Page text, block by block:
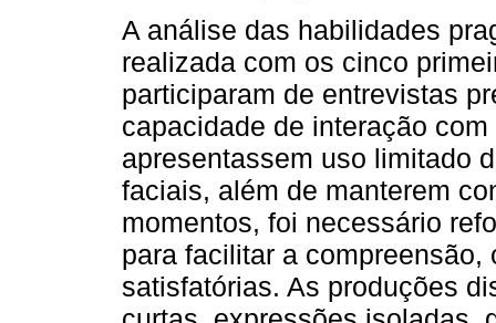
A análise das habilidades
realizada com os cinco
participaram de entrevistas
capacidade de interação
apresentassem uso limitado
faciais, além de manterem
momentos, foi necessário
para facilitar a
satisfatórias. As produções